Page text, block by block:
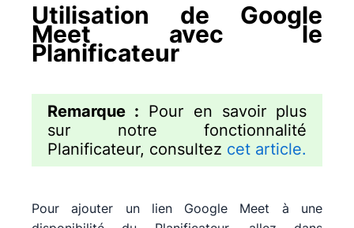
Utilisation de Google
Meet avec le
Planificateur
Remarque : Pour en savoir plus
sur notre fonctionnalité
Planificateur, consultez cet article.
Pour ajouter un lien Google Meet à une